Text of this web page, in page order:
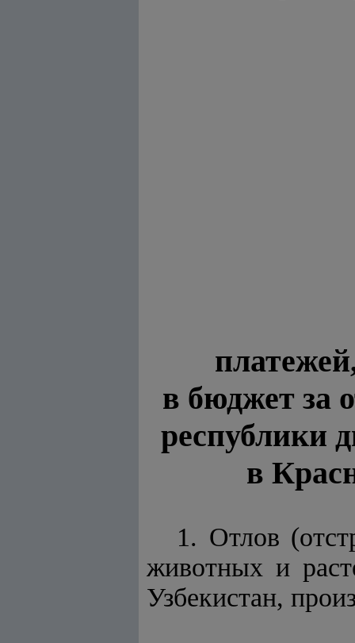
в бюджет за
республики
в
1. Отлов
животных и
Узбекистан,